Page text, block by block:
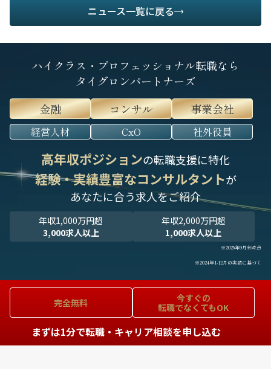
ニュース一覧に戻る
ハイクラス・プロフェッショナル転職なら
タイグロンパートナーズ
金融
コンサル 事業会社
経営人材 CxO 社外役員
高年収ポジションの転職支援に特化
経験・実績豊富なコンサルタントが
あなたに合う求人をご紹介
年収1,000万円超
3,000求人以上
年収2,000万円超
1,000求人以上
※2025年9月末時点
※2024年1-12月の実績に基づく
完全無料
今すぐの
転職でなくてもOK
まずは1分で転職・キャリア相談を申し込む